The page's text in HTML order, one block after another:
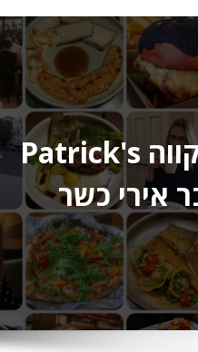
פטריקס פתח תקווה Patrick's